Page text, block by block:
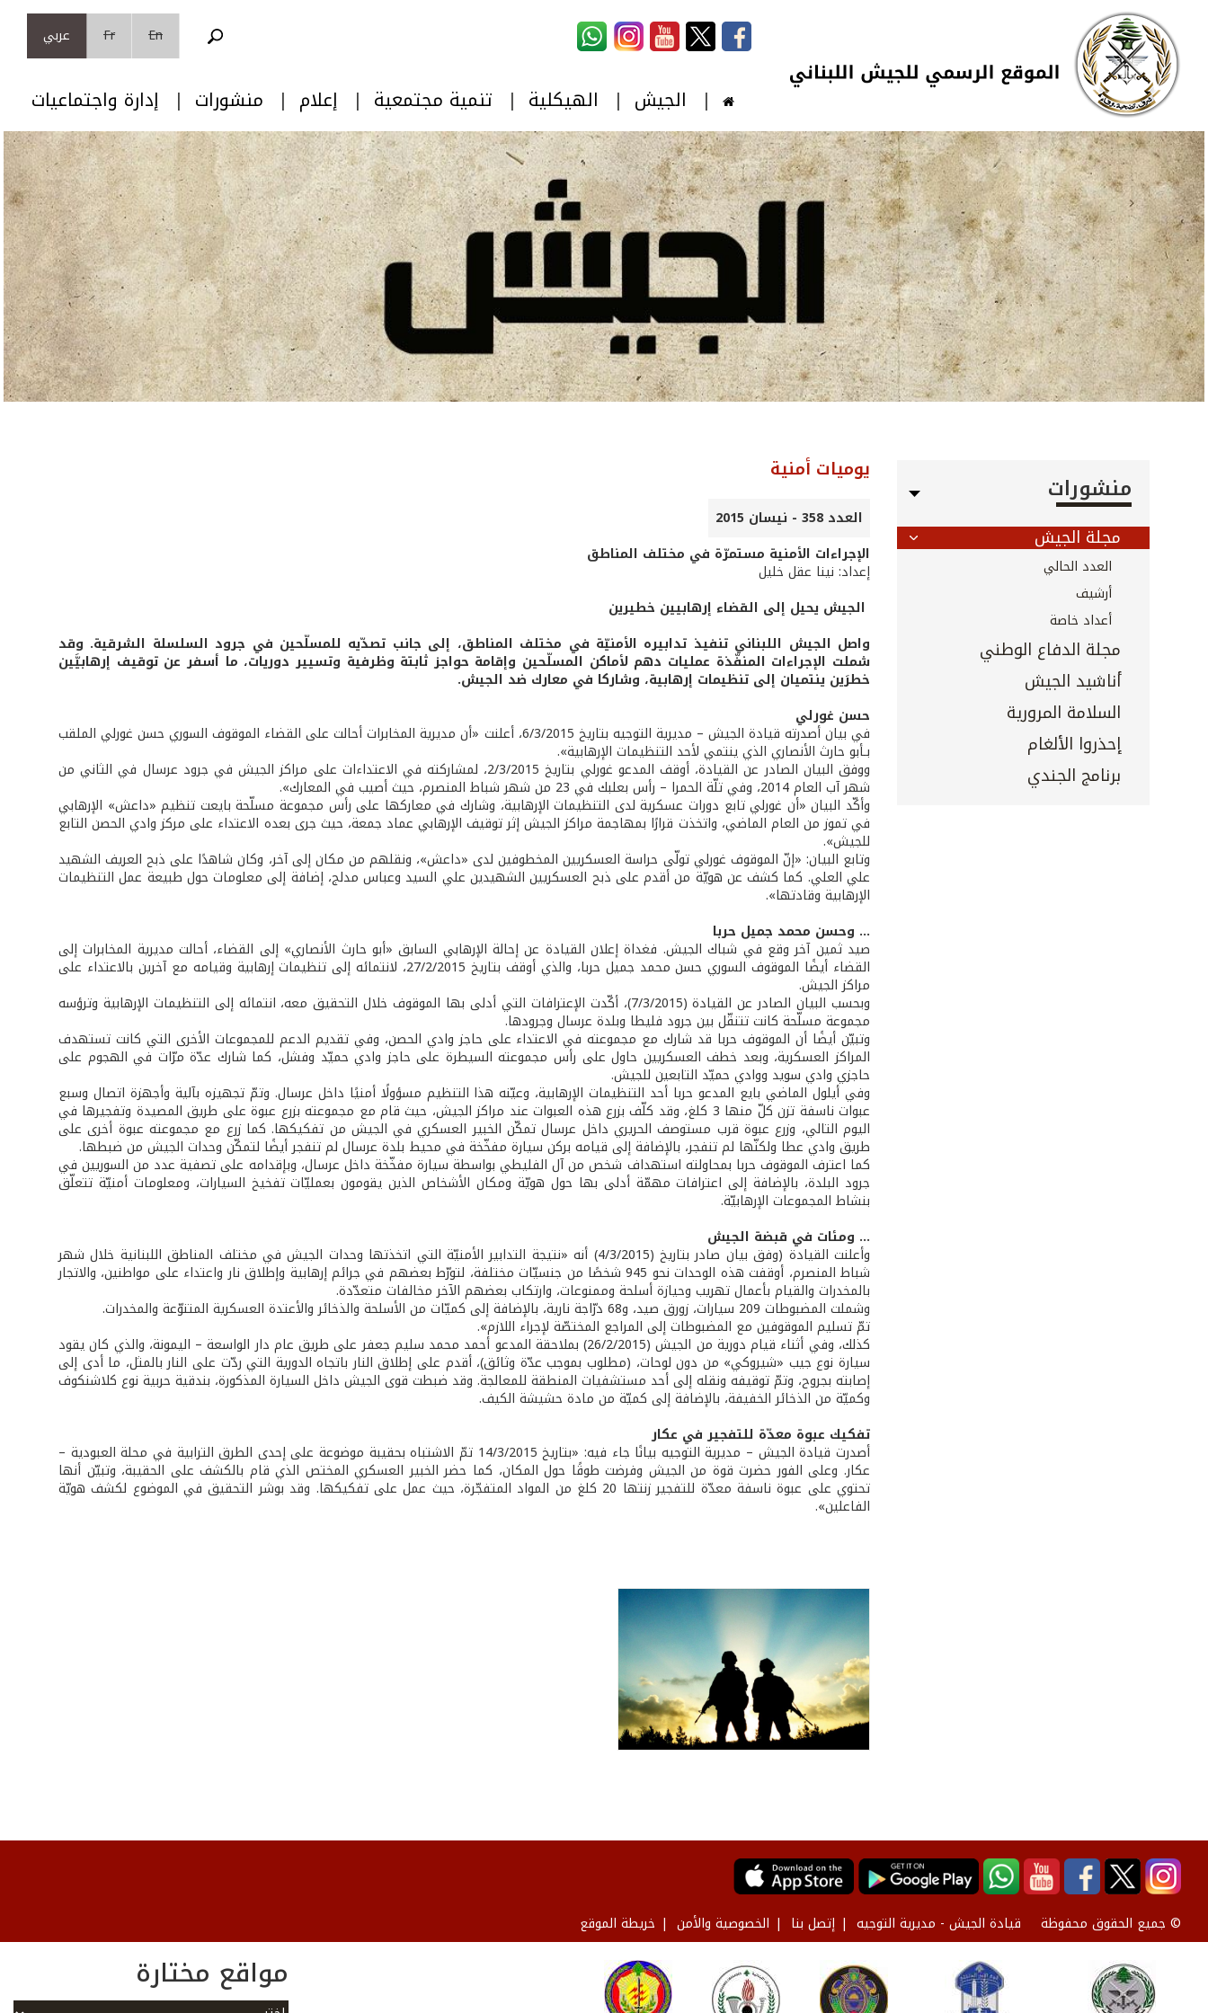
تجاوز إلى المحتوى الرئيسي
Skip to navigation
En
Fr عربي
الجيش الهيكلية تنمية مجتمعية إعلام منشورات إدارة واجتماعيات
منشورات
مجلة الجيش
العدد الحالي
أرشيف
أعداد خاصة
مجلة الدفاع الوطني
أناشيد الجيش
السلامة المرورية
إحذروا الألغام
برنامج الجندي
يوميات أمنية
العدد 358 - نيسان 2015
الإجراءات الأمنية مستمرّة في مختلف المناطق
إعداد: نينا عقل خليل
الجيش يحيل إلى القضاء إرهابيين خطيرين
واصل الجيش اللبناني تنفيذ تدابيره الأمنيّة في مختلف المناطق، إلى جانب تصدّيه للمسلّحين في جرود السلسلة الشرقية. وقد
شملت الإجراءات المنفّذة عمليات دهم لأماكن المسلّحين وإقامة حواجز ثابتة وظرفية وتسيير دوريات، ما أسفر عن توقيف إرهابيَّين
خطرَين ينتميان إلى تنظيمات إرهابية، وشاركا في معارك ضد الجيش.
حسن غورلي
في بيان أصدرته قيادة الجيش – مديرية التوجيه بتاريخ 6/3/2015، أعلنت «أن مديرية المخابرات أحالت على القضاء الموقوف السوري حسن غورلي الملقب
بـأبو حارث الأنصاري الذي ينتمي لأحد التنظيمات الإرهابية».
ووفق البيان الصادر عن القيادة، أوقف المدعو غورلي بتاريخ 2/3/2015، لمشاركته في الاعتداءات على مراكز الجيش في جرود عرسال في الثاني من
شهر آب العام 2014، وفي تلّة الحمرا – رأس بعلبك في 23 من شهر شباط المنصرم، حيث أصيب في المعارك».
وأكّد البيان «أن غورلي تابع دورات عسكرية لدى التنظيمات الإرهابية، وشارك في معاركها على رأس مجموعة مسلّحة بايعت تنظيم «داعش» الإرهابي
في تموز من العام الماضي، واتخذت قرارًا بمهاجمة مراكز الجيش إثر توقيف الإرهابي عماد جمعة، حيث جرى بعده الاعتداء على مركز وادي الحصن التابع
للجيش».
وتابع البيان: «إنّ الموقوف غورلي تولّى حراسة العسكريين المخطوفين لدى «داعش»، ونقلهم من مكان إلى آخر، وكان شاهدًا على ذبح العريف الشهيد
علي العلي. كما كشف عن هويّة من أقدم على ذبح العسكريين الشهيدين علي السيد وعباس مدلج، إضافة إلى معلومات حول طبيعة عمل التنظيمات
الإرهابية وقادتها».
... وحسن محمد جميل حربا
صيد ثمين آخر وقع في شباك الجيش. فغداة إعلان القيادة عن إحالة الإرهابي السابق «أبو حارث الأنصاري» إلى القضاء، أحالت مديرية المخابرات إلى
القضاء أيضًا الموقوف السوري حسن محمد جميل حربا، والذي أوقف بتاريخ 27/2/2015، لانتمائه إلى تنظيمات إرهابية وقيامه مع آخرين بالاعتداء على
مراكز الجيش.
وبحسب البيان الصادر عن القيادة (7/3/2015)، أكّدت الإعترافات التي أدلى بها الموقوف خلال التحقيق معه، انتمائه إلى التنظيمات الإرهابية وترؤسه
مجموعة مسلّحة كانت تتنقّل بين جرود فليطا وبلدة عرسال وجرودها.
وتبيّن أيضًا أن الموقوف حربا قد شارك مع مجموعته في الاعتداء على حاجز وادي الحصن، وفي تقديم الدعم للمجموعات الأخرى التي كانت تستهدف
المراكز العسكرية، وبعد خطف العسكريين حاول على رأس مجموعته السيطرة على حاجز وادي حميّد وفشل، كما شارك عدّة مرّات في الهجوم على
حاجزي وادي سويد ووادي حميّد التابعين للجيش.
وفي أيلول الماضي بايع المدعو حربا أحد التنظيمات الإرهابية، وعيّنه هذا التنظيم مسؤولًا أمنيًا داخل عرسال. وتمّ تجهيزه بآلية وأجهزة اتصال وسبع
عبوات ناسفة تزن كلّ منها 3 كلغ، وقد كلّف بزرع هذه العبوات عند مراكز الجيش، حيث قام مع مجموعته بزرع عبوة على طريق المصيدة وتفجيرها في
اليوم التالي، وزرع عبوة قرب مستوصف الحريري داخل عرسال تمكّن الخبير العسكري في الجيش من تفكيكها. كما زرع مع مجموعته عبوة أخرى على
طريق وادي عطا ولكنّها لم تنفجر، بالإضافة إلى قيامه بركن سيارة مفخّخة في محيط بلدة عرسال لم تنفجر أيضًا لتمكّن وحدات الجيش من ضبطها.
كما اعترف الموقوف حربا بمحاولته استهداف شخص من آل الفليطي بواسطة سيارة مفخّخة داخل عرسال، وبإقدامه على تصفية عدد من السوريين في
جرود البلدة، بالإضافة إلى اعترافات مهمّة أدلى بها حول هويّة ومكان الأشخاص الذين يقومون بعمليّات تفخيخ السيارات، ومعلومات أمنيّة تتعلّق
بنشاط المجموعات الإرهابيّة.
... ومئات في قبضة الجيش
وأعلنت القيادة (وفق بيان صادر بتاريخ (4/3/2015) أنه «نتيجة التدابير الأمنيّة التي اتخذتها وحدات الجيش في مختلف المناطق اللبنانية خلال شهر
شباط المنصرم، أوقفت هذه الوحدات نحو 945 شخصًا من جنسيّات مختلفة، لتورّط بعضهم في جرائم إرهابية وإطلاق نار واعتداء على مواطنين، والاتجار
بالمخدرات والقيام بأعمال تهريب وحيازة أسلحة وممنوعات، وارتكاب بعضهم الآخر مخالفات متعدّدة.
وشملت المضبوطات 209 سيارات، زورق صيد، و68 درّاجة نارية، بالإضافة إلى كميّات من الأسلحة والذخائر والأعتدة العسكرية المتنوّعة والمخدرات.
تمّ تسليم الموقوفين مع المضبوطات إلى المراجع المختصّة لإجراء اللازم».
كذلك، وفي أثناء قيام دورية من الجيش (26/2/2015) بملاحقة المدعو أحمد محمد سليم جعفر على طريق عام دار الواسعة – اليمونة، والذي كان يقود
سيارة نوع جيب «شيروكي» من دون لوحات، (مطلوب بموجب عدّة وثائق)، أقدم على إطلاق النار باتجاه الدورية التي ردّت على النار بالمثل، ما أدى إلى
إصابته بجروح، وتمّ توقيفه ونقله إلى أحد مستشفيات المنطقة للمعالجة. وقد ضبطت قوى الجيش داخل السيارة المذكورة، بندقية حربية نوع كلاشنكوف
وكميّة من الذخائر الخفيفة، بالإضافة إلى كميّة من مادة حشيشة الكيف.
تفكيك عبوة معدّة للتفجير في عكار
أصدرت قيادة الجيش – مديرية التوجيه بيانًا جاء فيه: «بتاريخ 14/3/2015 تمّ الاشتباه بحقيبة موضوعة على إحدى الطرق الترابية في محلة العبودية –
عكار. وعلى الفور حضرت قوة من الجيش وفرضت طوقًا حول المكان، كما حضر الخبير العسكري المختص الذي قام بالكشف على الحقيبة، وتبيّن أنها
تحتوي على عبوة ناسفة معدّة للتفجير زنتها 20 كلغ من المواد المتفجّرة، حيث عمل على تفكيكها. وقد بوشر التحقيق في الموضوع لكشف هويّة
الفاعلين».
© جميع الحقوق محفوظة قيادة الجيش - مديرية التوجيه إتصل بنا الخصوصية والأمن خريطة الموقع
مواقع مختارة